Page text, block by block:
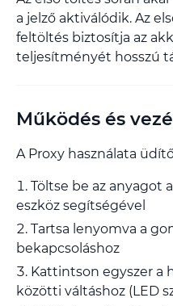
a jelző aktiválódik. Az
feltöltés biztosítja az
teljesítményét hosszú
Működés és
A Proxy használata
Töltse be az anyagot
eszköz segítségével
Tartsa lenyomva a
bekapcsoláshoz
Kattintson egyszer a
közötti váltáshoz (LED